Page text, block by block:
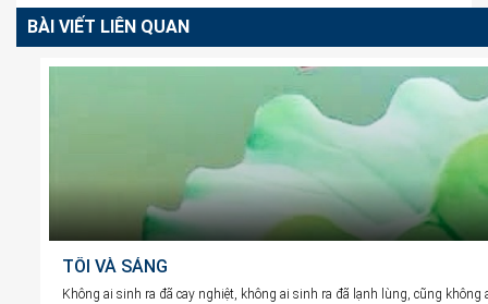
BÀI VIẾT LIÊN QUAN
TỐI VÀ SÁNG
Không ai sinh ra đã cay nghiệt, không ai sinh ra đã lạnh lùng, cũng